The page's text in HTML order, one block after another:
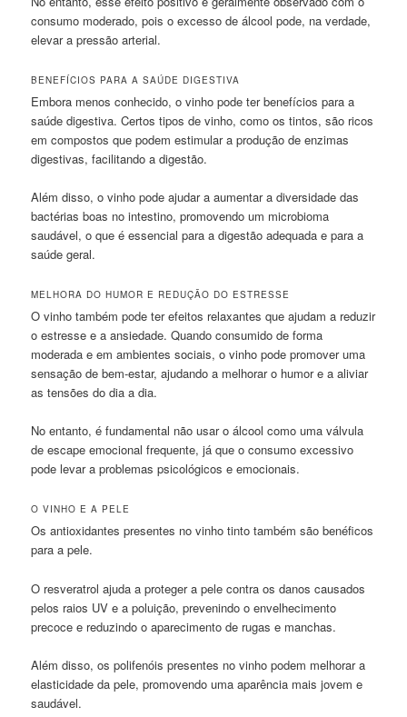
consumo moderado, pois o excesso de álcool pode, na verdade,
elevar a pressão arterial.
BENEFÍCIOS PARA A SAÚDE DIGESTIVA
Embora menos conhecido, o vinho pode ter benefícios para a
saúde digestiva. Certos tipos de vinho, como os tintos, são ricos
em compostos que podem estimular a produção de enzimas
digestivas, facilitando a digestão.
Além disso, o vinho pode ajudar a aumentar a diversidade das
bactérias boas no intestino, promovendo um microbioma
saudável, o que é essencial para a digestão adequada e para a
saúde geral.
MELHORA DO HUMOR E REDUÇÃO DO ESTRESSE
O vinho também pode ter efeitos relaxantes que ajudam a reduzir
o estresse e a ansiedade. Quando consumido de forma
moderada e em ambientes sociais, o vinho pode promover uma
sensação de bem-estar, ajudando a melhorar o humor e a aliviar
as tensões do dia a dia.
No entanto, é fundamental não usar o álcool como uma válvula
de escape emocional frequente, já que o consumo excessivo
pode levar a problemas psicológicos e emocionais.
O VINHO E A PELE
Os antioxidantes presentes no vinho tinto também são benéficos
para a pele.
O resveratrol ajuda a proteger a pele contra os danos causados
pelos raios UV e a poluição, prevenindo o envelhecimento
precoce e reduzindo o aparecimento de rugas e manchas.
Além disso, os polifenóis presentes no vinho podem melhorar a
elasticidade da pele, promovendo uma aparência mais jovem e
saudável.